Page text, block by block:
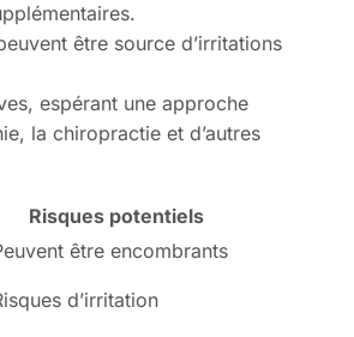
être source d’irritations
espérant une approche
la chiropractie et d’autres
Risques potentiels
être encombrants
d’irritation